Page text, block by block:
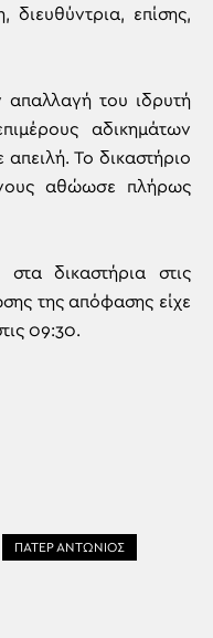
επίσης,
απαλλαγή του ιδρυτή
αδικημάτων
Το δικαστήριο
αθώωσε πλήρως
δικαστήρια στις
της απόφασης είχε
09:30.
ΠΑΤΕΡ ΑΝΤΩΝΙΟΣ